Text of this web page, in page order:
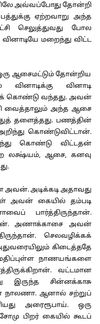
அவ்வப்போது தோன்றி
ஏற்றவாறு அந்த
செலுத்துவது போல
மறைந்து விட்ட
ஆசைமட்டும் தோன்றிய
வினாடிக்கு வினாடி
கொண்டு வந்தது. அவன்
வைத்தாலும் அந்த ஆசை
தளைத்தது. பணத்தின்
கொண்டுவிட்டான்.
கொண்டு விட்டதன்
லக்ஷ்யம், ஆசை, கனவு
அவன். அடிக்கடி அதாவது
அவன் கையில் தம்படி
பார்த்திருந்தான்.
அணாக்காசை அவன்
செலவழிக்கக்
கிடைத்ததே
நாணயங்களை
வட்டமான
சின்னக்காசு
ஆனால் சற்றுப்
அரைரூபாய். ஒரு
பிறர் கையில் கூடப்